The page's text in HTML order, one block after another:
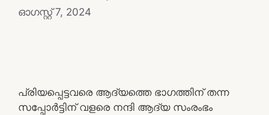
ഓഗസ്റ്റ്‌ 7, 2024
പ്രിയപ്പെട്ടവരെ ആദ്യത്തെ ഭാഗത്തിന് തന്ന
സപ്പോർട്ടിന് വളരെ നന്ദി ആദ്യ സംരംഭം